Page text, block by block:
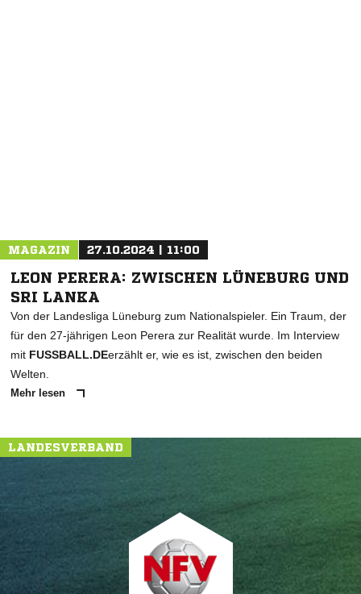
MAGAZIN 27.10.2024 | 11:00
LEON PERERA: ZWISCHEN LÜNEBURG UND
SRI LANKA
Von der Landesliga Lüneburg zum Nationalspieler. Ein Traum, der
für den 27-jährigen Leon Perera zur Realität wurde. Im Interview
mit FUSSBALL.DEerzählt er, wie es ist, zwischen den beiden
Welten.
Mehr lesen
LANDESVERBAND